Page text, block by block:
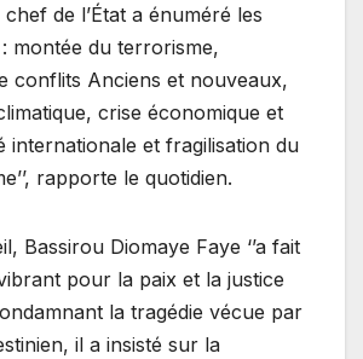
de l’État a énuméré les
montée du terrorisme,
conflits Anciens et nouveaux,
crise économique et
internationale et fragilisation du
rapporte le quotidien.
Bassirou Diomaye Faye ‘’a fait
pour la paix et la justice
la tragédie vécue par
il a insisté sur la